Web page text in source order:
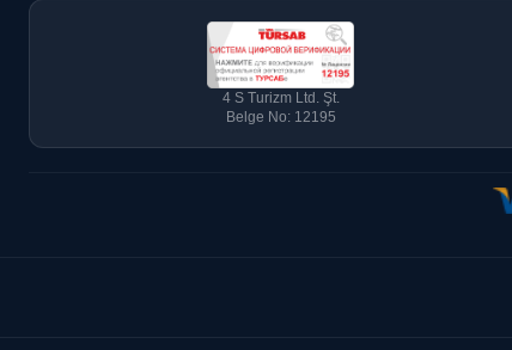
4 S Turizm Ltd. Şt.
Belge No: 12195